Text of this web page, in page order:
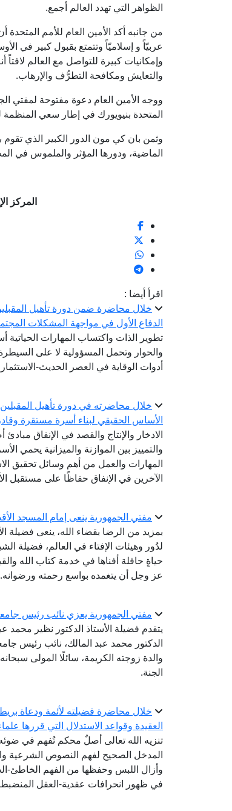
الظواهر التي تهدد العالم أجمع.
من جانبه أكد الأمين العام للأمم المتحدة
عربيّاً و إسلاميّاً وتتمتع بقبول كبير في
وإمكانيات كبيرة للتواصل مع العالم
والتعايش ومكافحة التطرُّف والإرهاب.
ووجه الأمين العام دعوة مفتوحة لمفتي
المتحدة بنيويورك في إطار سعي المنظمة
وثمن بان كي مون الدور الكبير الذي تقوم
الماضية، ودورها المؤثر والملموس في
المركز
اقرأ أيضا :
خلال محاضرة ضمن دورة تأهيل
الدفاع الأول في مواجهة المشكلات
تطوير الذات واكتساب المهارات الحياتية
والحوار وتحمل المسؤولية لا على
أدوات الوقاية في العصر الحديث-
خلال محاضرته في دورة تأهيل
الأساس الحقيقي لبناء أسرة مستقرة
الادخار والإنتاج والقصد في الإنفاق
والتمييز بين الموازنة والميزانية يحمي
المهارات والعمل من أهم وسائل تحقيق
الآخرين في الإنفاق حفاظًا على مستقبل
مفتي الجمهورية ينعى إمام المسجد
بمزيد من الرضا بقضاء الله، ينعى فضيلة
لدُور وهيئات الإفتاء في العالم، فضيلة
حياةٍ حافلة أفناها في خدمة كتاب الله
عز وجل أن يتغمده بواسع رحمته ورضوانه.
مفتي الجمهورية يعزي نائب رئيس
يتقدم فضيلة الأستاذ الدكتور نظير محمد
الدكتور محمد عبد المالك، نائب رئيس
والدة زوجته الكريمة، سائلًا المولى
الجنة.
خلال محاضرة فضيلته لأئمة ودعاة
العقيدة وقواعد الاستدلال التي قررها
تنزيه الله تعالى أصلٌ محكم تُفهم في
المدخل الصحيح لفهم النصوص الشرعية
وأزال اللبس وحفظها من الفهم الخاطئ-
في ظهور انحرافات عقدية-العقل